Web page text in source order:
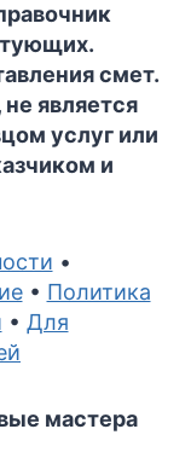
смет.
является
услуг или
и
•
• Политика
• Для
мастера